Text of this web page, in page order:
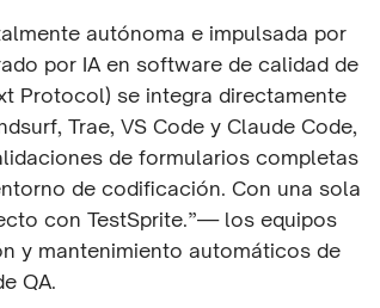
autónoma e impulsada por
por IA en software de calidad de
Protocol) se integra directamente
Trae, VS Code y Claude Code,
de formularios completas
de codificación. Con una sola
con TestSprite.”— los equipos
y mantenimiento automáticos de
QA.